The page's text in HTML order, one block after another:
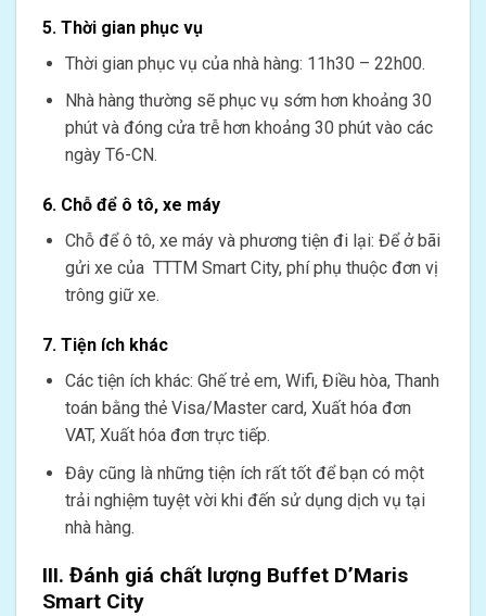
5. Thời gian phục vụ
Thời gian phục vụ của nhà hàng: 11h30 – 22h00.
Nhà hàng thường sẽ phục vụ sớm hơn khoảng 30
phút và đóng cửa trễ hơn khoảng 30 phút vào các
ngày T6-CN.
6. Chỗ để ô tô, xe máy
Chỗ để ô tô, xe máy và phương tiện đi lại: Để ở bãi
gửi xe của TTTM Smart City, phí phụ thuộc đơn vị
trông giữ xe.
7. Tiện ích khác
Các tiện ích khác: Ghế trẻ em, Wifi, Điều hòa, Thanh
toán bằng thẻ Visa/Master card, Xuất hóa đơn
VAT, Xuất hóa đơn trực tiếp.
Đây cũng là những tiện ích rất tốt để bạn có một
trải nghiệm tuyệt vời khi đến sử dụng dịch vụ tại
nhà hàng.
III. Đánh giá chất lượng Buffet D’Maris
Smart City